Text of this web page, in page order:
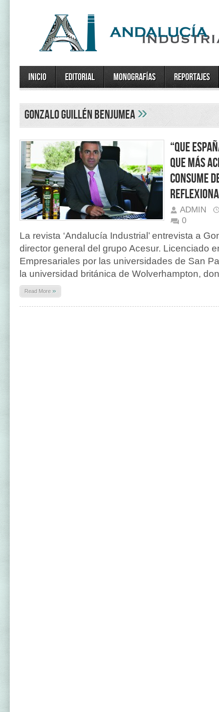
Inicio Editorial Monografías Reportajes
Gonzalo Guillén Benjumea»
“Que
que más
consume
ADMIN
0
La revista ‘Andalucía Industrial’ entrevista a
director general del grupo Acesur. Licenciado
Empresariales por las universidades de San
la universidad británica de Wolverhampton,
Read More »